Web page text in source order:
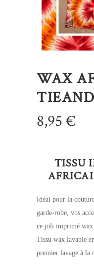
WAX
8,95€
TISSU
Idéal pour la
garde-robe, vos
ce joli imprimé wax.
Tissu wax lavable
premier lavage à la